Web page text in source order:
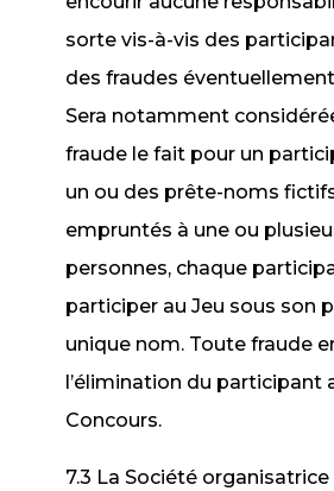
sorte vis-à-vis des
des fraudes
Sera notamment
fraude le fait pour un
un ou des prête-noms
empruntés à une ou
personnes, chaque
participer au Jeu sous son
unique nom. Toute fraude
l’élimination du participant
Concours.
7.3 La Société